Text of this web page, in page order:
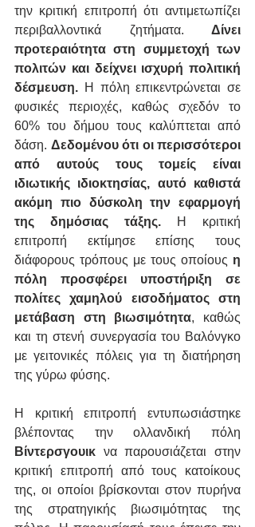
την κριτική επιτροπή ότι αντιμετωπίζει
περιβαλλοντικά ζητήματα. Δίνει
προτεραιότητα στη συμμετοχή των
πολιτών και δείχνει ισχυρή πολιτική
δέσμευση. Η πόλη επικεντρώνεται σε
φυσικές περιοχές, καθώς σχεδόν το
60% του δήμου τους καλύπτεται από
δάση. Δεδομένου ότι οι περισσότεροι
από αυτούς τους τομείς είναι
ιδιωτικής ιδιοκτησίας, αυτό καθιστά
ακόμη πιο δύσκολη την εφαρμογή
της δημόσιας τάξης. Η κριτική
επιτροπή εκτίμησε επίσης τους
διάφορους τρόπους με τους οποίους η
πόλη προσφέρει υποστήριξη σε
πολίτες χαμηλού εισοδήματος στη
μετάβαση στη βιωσιμότητα, καθώς
και τη στενή συνεργασία του Βαλόνγκο
με γειτονικές πόλεις για τη διατήρηση
της γύρω φύσης.
Η κριτική επιτροπή εντυπωσιάστηκε
Βίντερσγουικ να παρουσιάζεται στην
κριτική επιτροπή από τους κατοίκους
της, οι οποίοι βρίσκονται στον πυρήνα
της στρατηγικής βιωσιμότητας της